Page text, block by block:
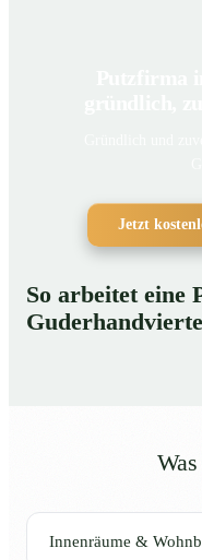
Jetzt
So arbeitet eine
Innenräume &